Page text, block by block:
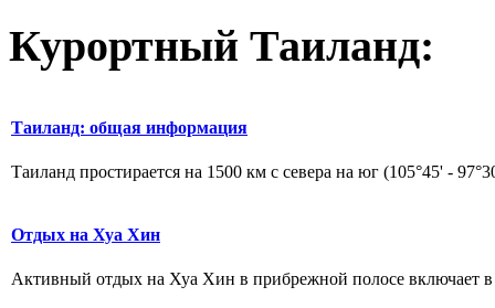
Курортный Таиланд:
Таиланд: общая информация
Таиланд простирается на 1500 км с севера на юг (105°45' -
Отдых на Хуа Хин
Активный отдых на Хуа Хин в прибрежной полосе включает